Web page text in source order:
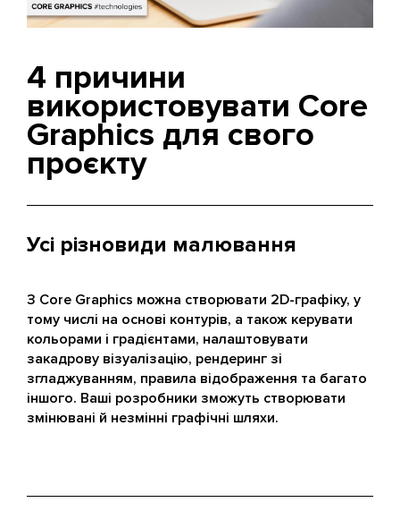
4 причини
використовувати Core
Graphics для свого
проєкту
Усі різновиди малювання
З Core Graphics можна створювати 2D-графіку, у
тому числі на основі контурів, а також керувати
кольорами і градієнтами, налаштовувати
закадрову візуалізацію, рендеринг зі
згладжуванням, правила відображення та багато
іншого. Ваші розробники зможуть створювати
змінювані й незмінні графічні шляхи.